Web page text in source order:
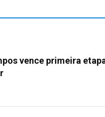
vence primeira